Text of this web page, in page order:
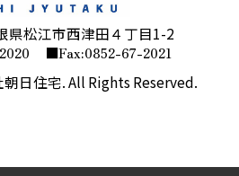
県松江市西津田４丁目1-2
■Fax:0852-67-2021
日住宅. All Rights Reserved.